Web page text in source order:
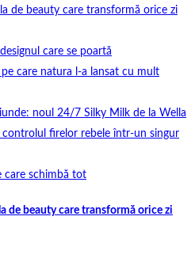
de beauty care transformă orice zi
care se poartă
care natura l-a lansat cu mult
noul 24/7 Silky Milk de la Wella
controlul firelor rebele într-un singur
care schimbă tot
de beauty care transformă orice zi